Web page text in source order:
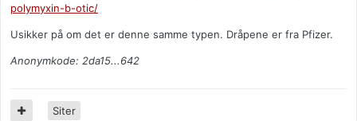
polymyxin-b-otic/
Usikker på om det er denne samme typen. Dråpene er fra Pfizer.
Anonymkode: 2da15...642
Siter